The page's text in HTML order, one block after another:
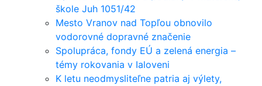
škole Juh 1051/42
Mesto Vranov nad Topľou obnovilo
vodorovné dopravné značenie
Spolupráca, fondy EÚ a zelená energia –
témy rokovania v Ialoveni
K letu neodmysliteľne patria aj výlety,